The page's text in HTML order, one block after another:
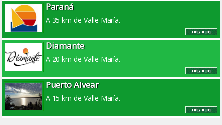
Paraná
A 35 km de Valle María.
Diamante
A 20 km de Valle María.
Puerto Alvear
A 15 km de Valle María.